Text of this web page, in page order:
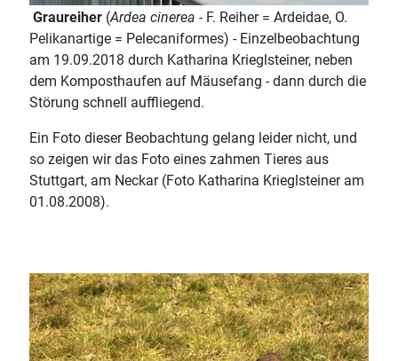
Graureiher (Ardea cinerea - F. Reiher = Ardeidae, O.
Pelikanartige = Pelecaniformes) - Einzelbeobachtung
am 19.09.2018 durch Katharina Krieglsteiner, neben
dem Komposthaufen auf Mäusefang - dann durch die
Störung schnell auffliegend.
Ein Foto dieser Beobachtung gelang leider nicht, und
so zeigen wir das Foto eines zahmen Tieres aus
Stuttgart, am Neckar (Foto Katharina Krieglsteiner am
01.08.2008).